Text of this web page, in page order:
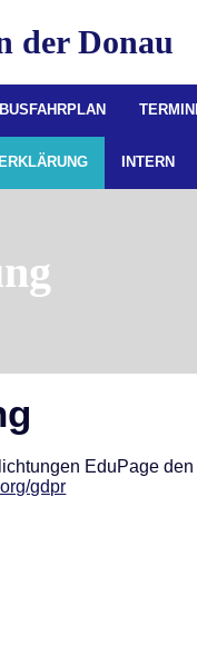
der Donau
BUSFAHRPLAN
INTERN
EduPage
gdpr